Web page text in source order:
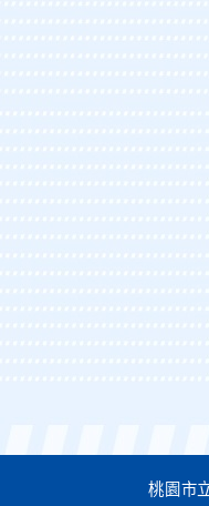
桃園市